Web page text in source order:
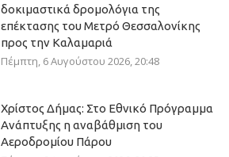
δοκιμαστικά δρομολόγια της
επέκτασης του Μετρό Θεσσαλονίκης
προς την Καλαμαριά
Πέμπτη, 6 Αυγούστου 2026, 20:48
Χρίστος Δήμας: Στο Εθνικό Πρόγραμμα
Ανάπτυξης η αναβάθμιση του
Αεροδρομίου Πάρου